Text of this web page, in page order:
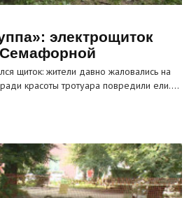
электрощиток
Семафорной
щиток: жители давно жаловались на
красоты тротуара повредили ели.…